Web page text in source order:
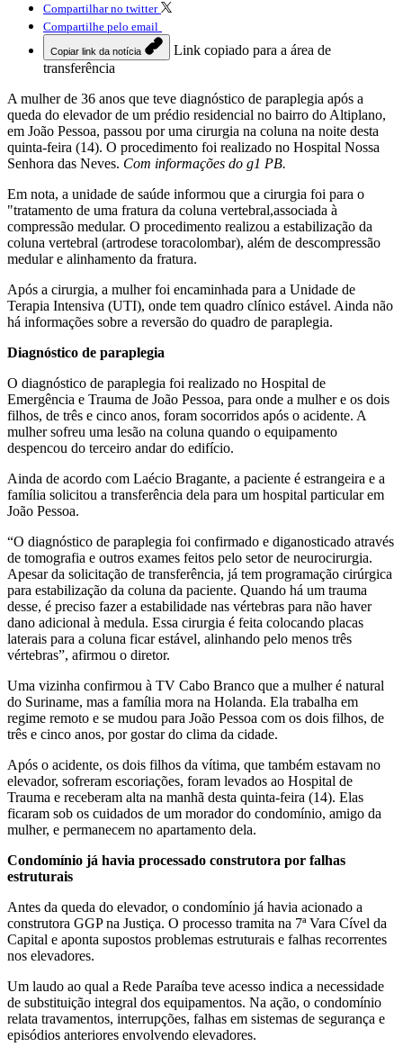
Compartilhar no twitter
Compartilhe pelo email
Copiar link da notícia
Link copiado para a área de
transferência
A mulher de 36 anos que teve diagnóstico de paraplegia após a
queda do elevador de um prédio residencial no bairro do Altiplano,
em João Pessoa, passou por uma cirurgia na coluna na noite desta
quinta-feira (14). O procedimento foi realizado no Hospital Nossa
Senhora das Neves. Com informações do g1 PB.
Em nota, a unidade de saúde informou que a cirurgia foi para o
"tratamento de uma fratura da coluna vertebral,associada à
compressão medular. O procedimento realizou a estabilização da
coluna vertebral (artrodese toracolombar), além de descompressão
medular e alinhamento da fratura.
Após a cirurgia, a mulher foi encaminhada para a Unidade de
Terapia Intensiva (UTI), onde tem quadro clínico estável. Ainda não
há informações sobre a reversão do quadro de paraplegia.
Diagnóstico de paraplegia
O diagnóstico de paraplegia foi realizado no Hospital de
Emergência e Trauma de João Pessoa, para onde a mulher e os dois
filhos, de três e cinco anos, foram socorridos após o acidente. A
mulher sofreu uma lesão na coluna quando o equipamento
despencou do terceiro andar do edifício.
Ainda de acordo com Laécio Bragante, a paciente é estrangeira e a
família solicitou a transferência dela para um hospital particular em
João Pessoa.
“O diagnóstico de paraplegia foi confirmado e diganosticado através
de tomografia e outros exames feitos pelo setor de neurocirurgia.
Apesar da solicitação de transferência, já tem programação cirúrgica
para estabilização da coluna da paciente. Quando há um trauma
desse, é preciso fazer a estabilidade nas vértebras para não haver
dano adicional à medula. Essa cirurgia é feita colocando placas
laterais para a coluna ficar estável, alinhando pelo menos três
vértebras”, afirmou o diretor.
Uma vizinha confirmou à TV Cabo Branco que a mulher é natural
do Suriname, mas a família mora na Holanda. Ela trabalha em
regime remoto e se mudou para João Pessoa com os dois filhos, de
três e cinco anos, por gostar do clima da cidade.
Após o acidente, os dois filhos da vítima, que também estavam no
elevador, sofreram escoriações, foram levados ao Hospital de
Trauma e receberam alta na manhã desta quinta-feira (14). Elas
ficaram sob os cuidados de um morador do condomínio, amigo da
mulher, e permanecem no apartamento dela.
Condomínio já havia processado construtora por falhas
estruturais
Antes da queda do elevador, o condomínio já havia acionado a
construtora GGP na Justiça. O processo tramita na 7ª Vara Cível da
Capital e aponta supostos problemas estruturais e falhas recorrentes
nos elevadores.
Um laudo ao qual a Rede Paraíba teve acesso indica a necessidade
de substituição integral dos equipamentos. Na ação, o condomínio
relata travamentos, interrupções, falhas em sistemas de segurança e
episódios anteriores envolvendo elevadores.